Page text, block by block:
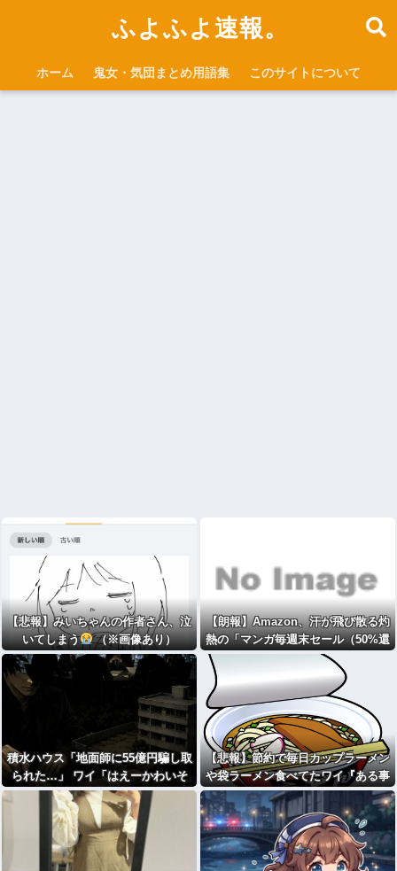
ふよふよ速報。
ホーム 鬼女・気団まとめ用語集 このサイトについて
【悲報】みいちゃんの作者さん、泣
いてしまう
（※画像あり）
【朗報】Amazon、汗が飛び散る灼
熱の「マンガ毎週末セール（50%還
元）」を開催！
積水ハウス「地面師に55億円騙し取
られた…」 ワイ「はえーかわいそ
う…会社滅茶苦茶やろなぁ」
【悲報】節約で毎日カップラーメン
や袋ラーメン食べてたワイ『ある事
実』に気付くｗｗｗｗｗｗ